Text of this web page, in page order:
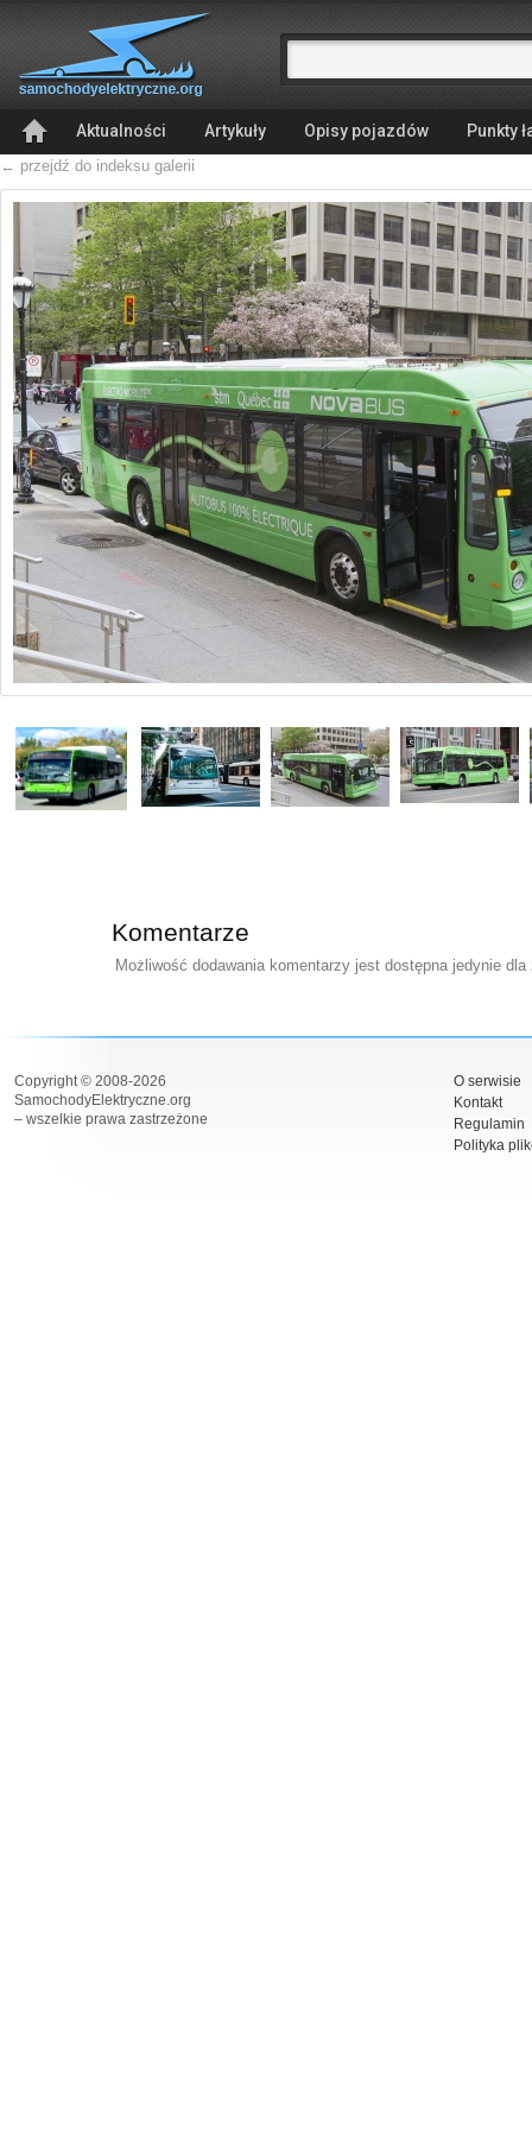
Aktualności Artykuły Opisy pojazdów Punkty
← przejdź do indeksu galerii
Komentarze
Możliwość dodawania komentarzy jest dostępna jedynie
Copyright © 2008-2026
SamochodyElektryczne.org
– wszelkie prawa zastrzeżone
O serwisie
Kontakt
Regulamin
Polityka